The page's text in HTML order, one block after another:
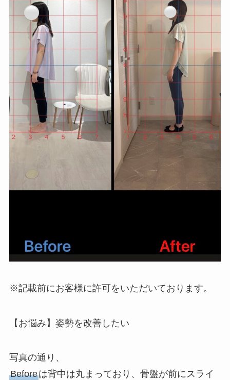
※記載前にお客様に許可をいただいております。
【お悩み】姿勢を改善したい
写真の通り、
Beforeは背中は丸まっており、骨盤が前にスライ